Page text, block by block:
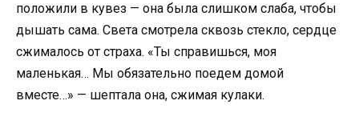
положили в кувез — она была слишком слаба, чтобы
дышать сама. Света смотрела сквозь стекло, сердце
сжималось от страха. «Ты справишься, моя
маленькая… Мы обязательно поедем домой
вместе…» — шептала она, сжимая кулаки.